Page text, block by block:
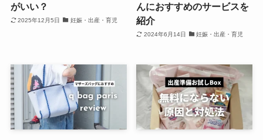
がいい？
2025年12月5日 妊娠・出産・育児
んにおすすめのサービスを
紹介
2024年6月14日 妊娠・出産・育児